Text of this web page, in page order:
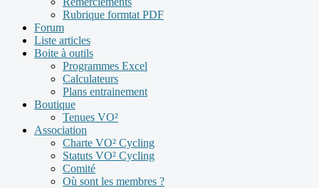
Rubrique formtat PDF
Forum
Liste articles
Boite à outils
Programmes Excel
Calculateurs
Plans entrainement
Boutique
Tenues VO²
Association
Charte VO² Cycling
Statuts VO² Cycling
Comité
Où sont les membres ?